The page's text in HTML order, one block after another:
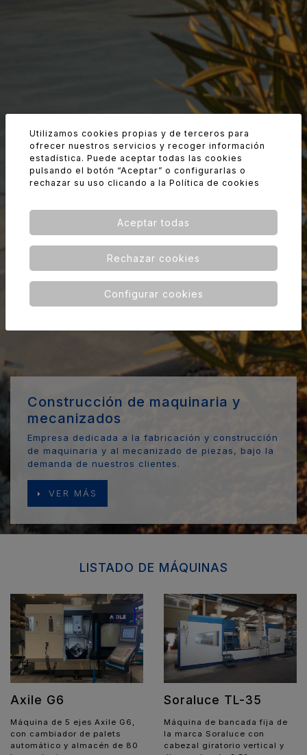
Construcción de maquinaria y
mecanizados
Empresa dedicada a la fabricación y construcción
de maquinaria y al mecanizado de piezas, bajo la
demanda de nuestros clientes.
VER MÁS
LISTADO DE MÁQUINAS
Axile G6
Máquina de 5 ejes Axile G6,
con cambiador de palets
automático y almacén de 80
Soraluce TL-35
Máquina de bancada fija de
la marca Soraluce con
cabezal giratorio vertical y
Utilizamos cookies propias y de terceros para
ofrecer nuestros servicios y recoger información
estadística. Puede aceptar todas las cookies
pulsando el botón “Aceptar” o configurarlas o
rechazar su uso clicando a la Política de cookies
Aceptar todas
Rechazar cookies
Configurar cookies